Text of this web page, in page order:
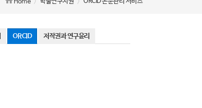
Home
ORCID 저작권과 연구윤리